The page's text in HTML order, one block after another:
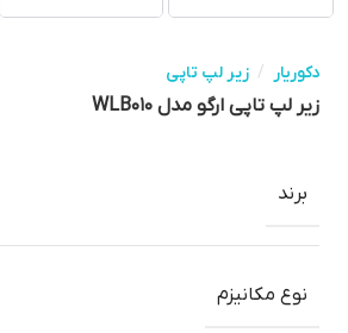
دکوریار / زیر لپ تاپی
زیر لپ تاپی ارگو مدل WLB۰۱۰
برند
نوع مکانیزم